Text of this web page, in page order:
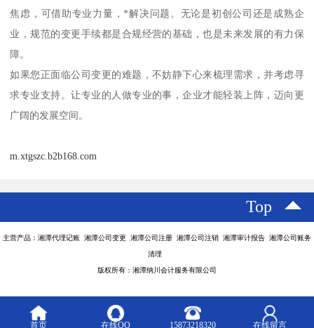
焦虑，可借助专业力量，*解决问题。无论是初创公司还是成熟企
业，规范的变更手续都是合规经营的基础，也是未来发展的有力保
障。
如果您正面临公司变更的难题，不妨静下心来梳理需求，并考虑寻
求专业支持。让专业的人做专业的事，企业才能轻装上阵，迈向更
广阔的发展空间。
m.xtgszc.b2b168.com
Top
主营产品：湘潭代理记账 湘潭公司变更 湘潭公司注册 湘潭公司注销 湘潭审计报告 湘潭公司账务
清理
版权所有：湘潭纳川会计服务有限公司
首页 在线QQ 15873218320 在线留言